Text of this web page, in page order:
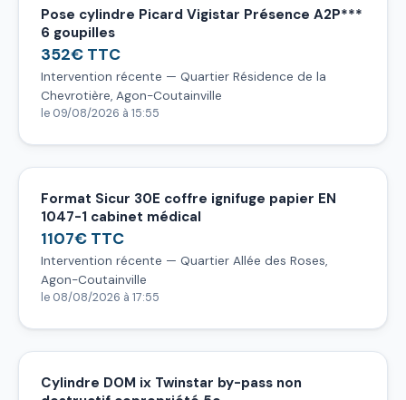
Pose cylindre Picard Vigistar Présence A2P***
6 goupilles
352€ TTC
Intervention récente — Quartier Résidence de la
Chevrotière, Agon-Coutainville
le 09/08/2026 à 15:55
Format Sicur 30E coffre ignifuge papier EN
1047-1 cabinet médical
1107€ TTC
Intervention récente — Quartier Allée des Roses,
Agon-Coutainville
le 08/08/2026 à 17:55
Cylindre DOM ix Twinstar by-pass non